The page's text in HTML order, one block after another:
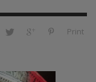
Print